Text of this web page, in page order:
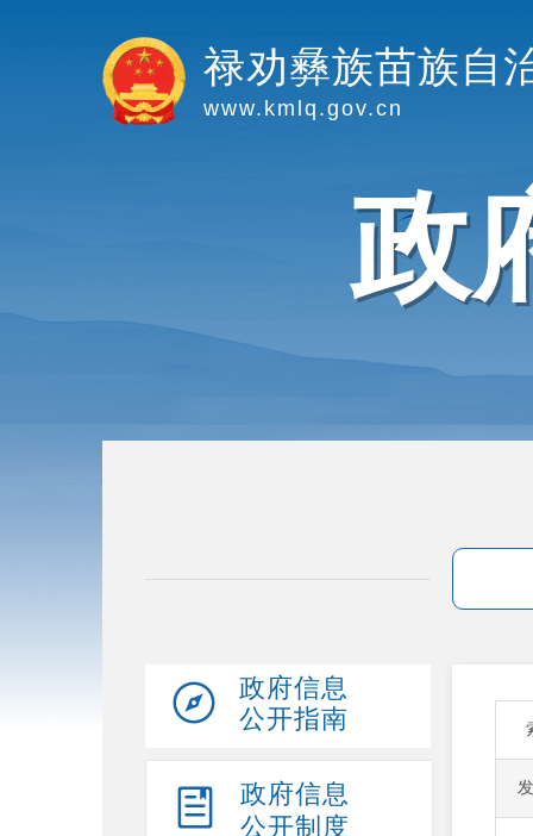
禄劝彝族苗族自
www.kmlq.gov.cn
政
政府信息
公开指南
政府信息
公开制度